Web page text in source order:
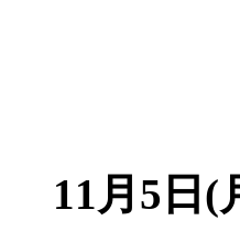
11月5日